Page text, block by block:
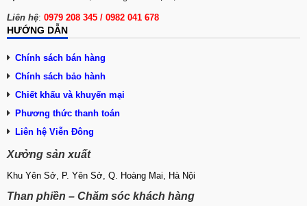
Liên hệ: 0979 208 345 / 0982 041 678
HƯỚNG DẪN
Chính sách bán hàng
Chính sách bảo hành
Chiết khấu và khuyến mại
Phương thức thanh toán
Liên hệ Viễn Đông
Xưởng sản xuất
Khu Yên Sở, P. Yên Sở, Q. Hoàng Mai, Hà Nội
Than phiền – Chăm sóc khách hàng